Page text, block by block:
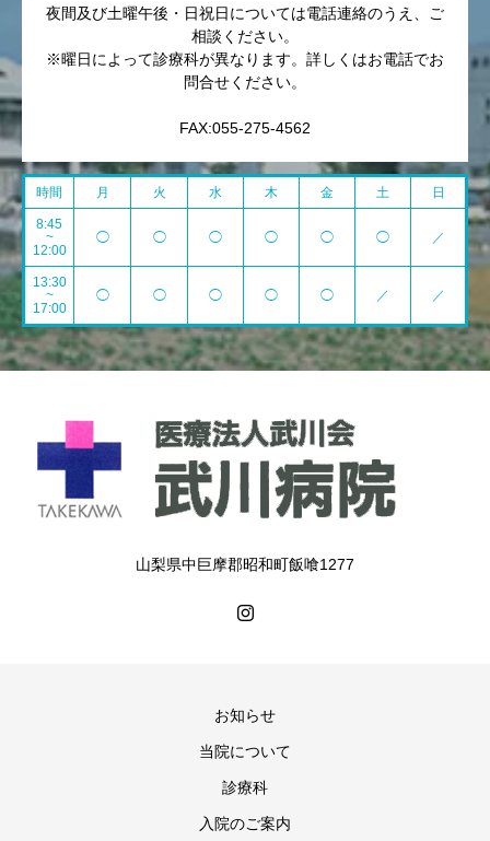
夜間及び土曜午後・日祝日については電話連絡のうえ、ご
相談ください。
※曜日によって診療科が異なります。詳しくはお電話でお
問合せください。
FAX:055-275-4562
時間 月 火 水 木 金 土 日
8:45
~
12:00
◯ ◯ ◯ ◯ ◯ ◯ ／
13:30
~
17:00
◯ ◯ ◯ ◯ ◯ ／ ／
山梨県中巨摩郡昭和町飯喰1277
お知らせ
当院について
診療科
入院のご案内